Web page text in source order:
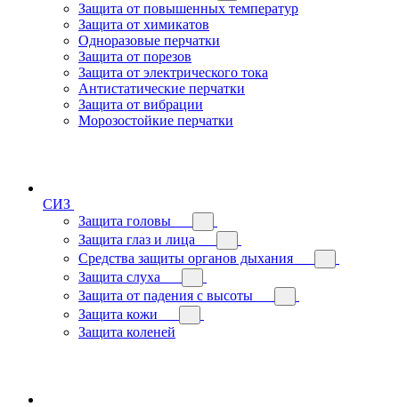
Защита от повышенных температур
Защита от химикатов
Одноразовые перчатки
Защита от порезов
Защита от электрического тока
Антистатические перчатки
Защита от вибрации
Морозостойкие перчатки
СИЗ
Защита головы
Защита глаз и лица
Средства защиты органов дыхания
Защита слуха
Защита от падения с высоты
Защита кожи
Защита коленей